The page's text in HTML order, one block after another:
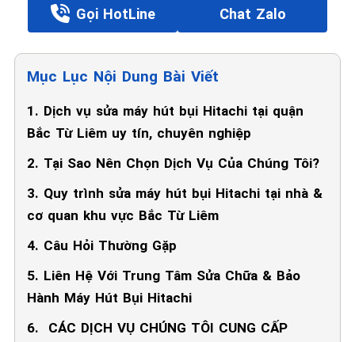
Gọi HotLine Chat Zalo
Mục Lục Nội Dung Bài Viết
1. Dịch vụ sửa máy hút bụi Hitachi tại quận
Bắc Từ Liêm uy tín, chuyên nghiệp
2. Tại Sao Nên Chọn Dịch Vụ Của Chúng Tôi?
3. Quy trình sửa máy hút bụi Hitachi tại nhà &
cơ quan khu vực Bắc Từ Liêm
4. Câu Hỏi Thường Gặp
5. Liên Hệ Với Trung Tâm Sửa Chữa & Bảo
Hành Máy Hút Bụi Hitachi
6. ️ CÁC DỊCH VỤ CHÚNG TÔI CUNG CẤP